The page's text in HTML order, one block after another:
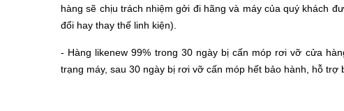
hàng sẽ chịu trách nhiệm gởi đi hãng và máy của quý khách
đổi hay thay thế linh kiện).
- Hàng likenew 99% trong 30 ngày bị cấn móp rơi vỡ cửa
trạng máy, sau 30 ngày bị rơi vỡ cấn móp hết bảo hành, hỗ trợ